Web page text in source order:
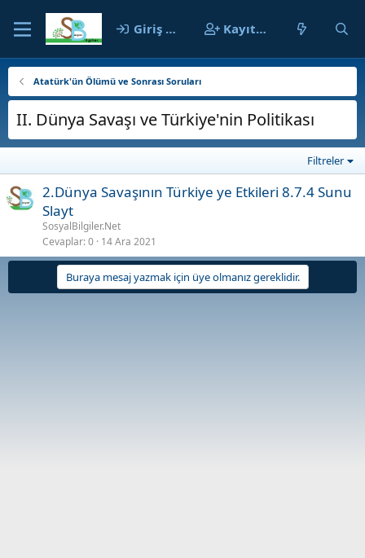
Giriş yap Kayıt ol
Atatürk'ün Ölümü ve Sonrası Soruları
II. Dünya Savaşı ve Türkiye'nin Politikası
Filtreler
2.Dünya Savaşının Türkiye ye Etkileri 8.7.4 Sunu
Slayt
SosyalBilgiler.Net
Cevaplar 0 14 Ara 2021
Buraya mesaj yazmak için üye olmanız gereklidir.